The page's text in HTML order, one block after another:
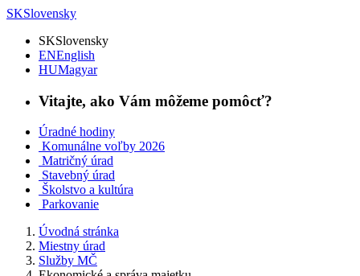
SKSlovensky
SKSlovensky
ENEnglish
HUMagyar
Vitajte, ako Vám môžeme pomôcť?
Úradné hodiny
Komunálne voľby 2026
Matričný úrad
Stavebný úrad
Školstvo a kultúra
Parkovanie
Úvodná stránka
Miestny úrad
Služby MČ